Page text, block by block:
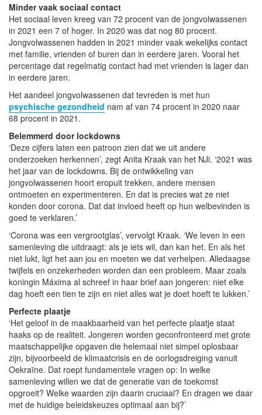
Minder vaak sociaal contact
Het sociaal leven kreeg van 72 procent van de jongvolwassenen
in 2021 een 7 of hoger. In 2020 was dat nog 80 procent.
Jongvolwassenen hadden in 2021 minder vaak wekelijks contact
met familie, vrienden of buren dan in eerdere jaren. Vooral het
percentage dat regelmatig contact had met vrienden is lager dan
in eerdere jaren.
Het aandeel jongvolwassenen dat tevreden is met hun
psychische gezondheid nam af van 74 procent in 2020 naar
68 procent in 2021.
Belemmerd door lockdowns
‘Deze cijfers laten een patroon zien dat we uit andere
onderzoeken herkennen’, zegt Anita Kraak van het NJi. ‘2021 was
het jaar van de lockdowns. Bij de ontwikkeling van
jongvolwassenen hoort eropuit trekken, andere mensen
ontmoeten en experimenteren. En dat is precies wat ze niet
konden door corona. Dat dat invloed heeft op hun welbevinden is
goed te verklaren.’
‘Corona was een vergrootglas’, vervolgt Kraak. ‘We leven in een
samenleving die uitdraagt: als je iets wil, dan kan het. En als het
niet lukt, ligt het aan jou en moeten we dat verhelpen. Alledaagse
twijfels en onzekerheden worden dan een probleem. Maar zoals
koningin Máxima al schreef in haar brief aan jongeren: niet elke
dag hoeft een tien te zijn en niet alles wat je doet hoeft te lukken.’
Perfecte plaatje
‘Het geloof in de maakbaarheid van het perfecte plaatje staat
haaks op de realiteit. Jongeren worden geconfronteerd met grote
maatschappelijke opgaven die helemaal niet simpel oplosbaar
zijn, bijvoorbeeld de klimaatcrisis en de oorlogsdreiging vanuit
Oekraïne. Dat roept fundamentele vragen op: In welke
samenleving willen we dat de generatie van de toekomst
opgroeit? Welke waarden zijn daarin cruciaal? En dragen we daar
met de huidige beleidskeuzes optimaal aan bij?’